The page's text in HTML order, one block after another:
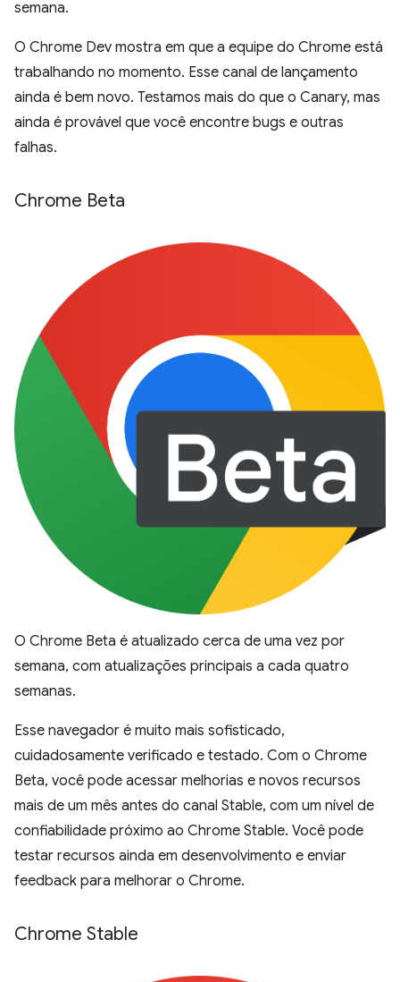
semana.
O Chrome Dev mostra em que a equipe do Chrome está
trabalhando no momento. Esse canal de lançamento
ainda é bem novo. Testamos mais do que o Canary, mas
ainda é provável que você encontre bugs e outras
falhas.
Chrome Beta
O Chrome Beta é atualizado cerca de uma vez por
semana, com atualizações principais a cada quatro
semanas.
Esse navegador é muito mais sofisticado,
cuidadosamente verificado e testado. Com o Chrome
Beta, você pode acessar melhorias e novos recursos
mais de um mês antes do canal Stable, com um nível de
confiabilidade próximo ao Chrome Stable. Você pode
testar recursos ainda em desenvolvimento e enviar
feedback para melhorar o Chrome.
Chrome Stable